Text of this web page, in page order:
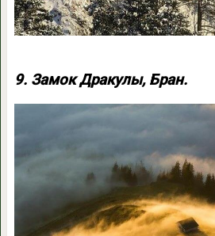
9. Замок Дракулы, Бран.